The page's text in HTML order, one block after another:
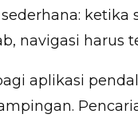
navigasi harus
aplikasi